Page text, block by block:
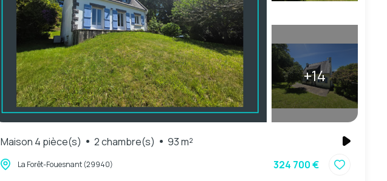
+14
Maison 4 pièce(s) 2 chambre(s) 93 m²
La Forêt-Fouesnant (29940) 324 700 €